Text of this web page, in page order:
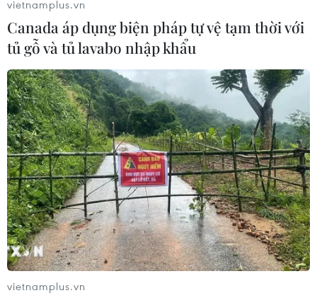
IS thừa nhận lần đầu tiên tấn công khủng
bố CHDC Congo
19/04/2019 01:42
IS đã thừa nhận vụ tấn công đầu tiên của nhóm này vào
Cộng hòa dân chủ Congo và tuyên bố đây là chi nhánh
của "Nhà nước Caliphate" tại "Tỉnh Trung Phi."
vietnamplus.vn
Canada áp dụng biện pháp tự vệ tạm thời với
tủ gỗ và tủ lavabo nhập khẩu
vietnamplus.vn